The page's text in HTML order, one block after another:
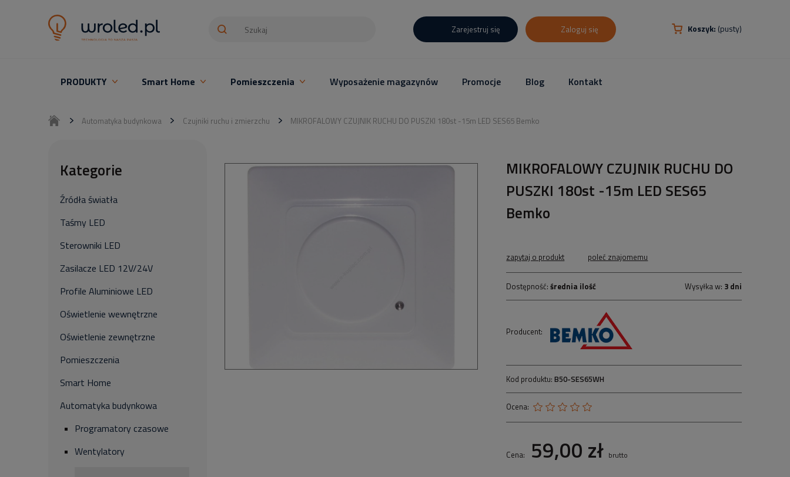
Koszyk: (pusty)
Zarejestruj się Zaloguj się
PRODUKTY Smart Home Pomieszczenia Wyposażenie magazynów Promocje Blog Kontakt
Automatyka budynkowa Czujniki ruchu i zmierzchu MIKROFALOWY CZUJNIK RUCHU DO PUSZKI 180st -15m LED SES65 Bemko
Kategorie
Źródła światła
Taśmy LED
Sterowniki LED
Zasilacze LED 12V/24V
Profile Aluminiowe LED
Oświetlenie wewnętrzne
Oświetlenie zewnętrzne
Pomieszczenia
Smart Home
Automatyka budynkowa
Programatory czasowe
Wentylatory
MIKROFALOWY CZUJNIK RUCHU DO
PUSZKI 180st -15m LED SES65
Bemko
zapytaj o produkt poleć znajomemu
Dostępność:średnia ilość Wysyłka w: 3 dni
Producent:
Kod produktu: B50-SES65WH
Ocena:
Cena: 59,00 zł brutto